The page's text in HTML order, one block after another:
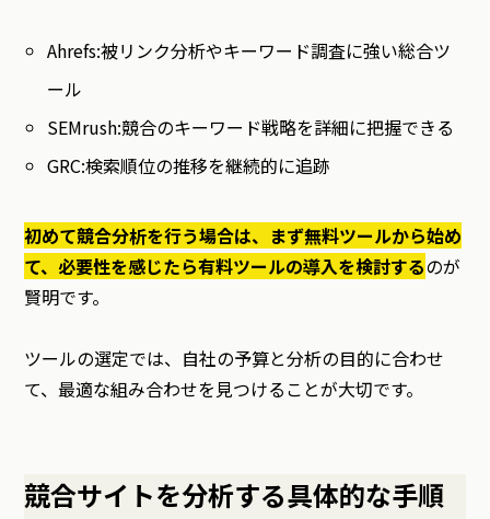
Ahrefs:被リンク分析やキーワード調査に強い総合ツ
ール
SEMrush:競合のキーワード戦略を詳細に把握できる
GRC:検索順位の推移を継続的に追跡
初めて競合分析を行う場合は、まず無料ツールから始め
て、必要性を感じたら有料ツールの導入を検討するのが
賢明です。
ツールの選定では、自社の予算と分析の目的に合わせ
て、最適な組み合わせを見つけることが大切です。
競合サイトを分析する具体的な手順